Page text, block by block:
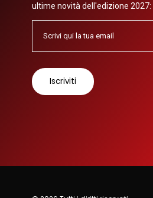
ultime novità dell'edizione 2027: